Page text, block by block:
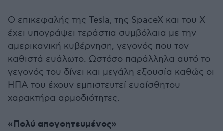
Ο επικεφαλής της Tesla, της SpaceX και του X
έχει υπογράψει τεράστια συμβόλαια με την
αμερικανική κυβέρνηση, γεγονός που τον
καθιστά ευάλωτο. Ωστόσο παράλληλα αυτό το
γεγονός του δίνει και μεγάλη εξουσία καθώς οι
ΗΠΑ του έχουν εμπιστευτεί ευαίσθητου
χαρακτήρα αρμοδιότητες.
«Πολύ απογοητευμένος»